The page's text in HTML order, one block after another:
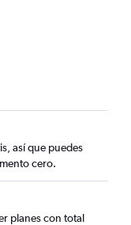
así que puedes
cero.
planes con total